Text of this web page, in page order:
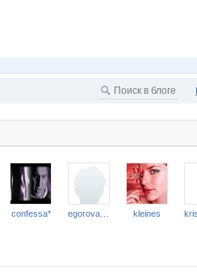
confessa* kleines